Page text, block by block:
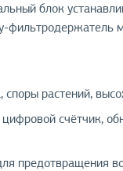
блок
фильтродержатель
растений,
счётчик,
предотвращения